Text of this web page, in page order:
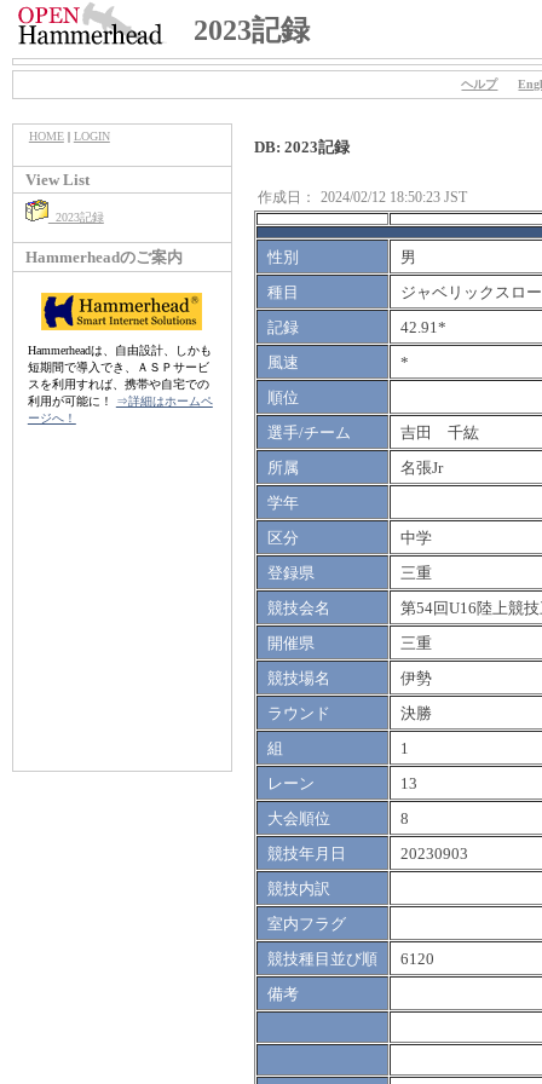
2023記録
ヘルプ
HOME| LOGIN
View List
2023記録
Hammerheadのご案内
Hammerheadは、自由設計、しかも
短期間で導入でき、ＡＳＰサービ
スを利用すれば、携帯や自宅での
利用が可能に！
⇒詳細はホームペ
ージへ！
DB: 2023記録
作成日： 2024/02/12 18:50:23 JST
性別
男
種目
ジャベリックスロ
記録
42.91*
風速
*
順位
選手/チーム
吉田 千紘
所属
名張Jr
学年
区分
中学
登録県
三重
競技会名
第54回U16陸上競
開催県
三重
競技場名
伊勢
ラウンド
決勝
組
1
レーン
13
大会順位
8
競技年月日
20230903
競技内訳
室内フラグ
競技種目並び順
6120
備考